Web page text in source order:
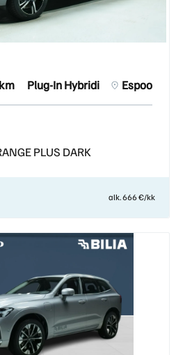
Plug-In Hybridi Espoo
PLUS DARK
alk. 666 €/kk